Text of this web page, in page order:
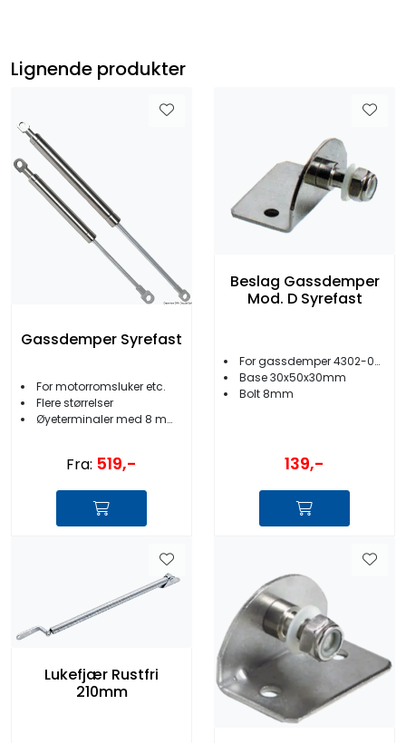
Lignende produkter
Gassdemper Syrefast
For motorromsluker etc.
Flere størrelser
Øyeterminaler med 8 mm hull
Fra: 519,-
Beslag Gassdemper
Mod. D Syrefast
For gassdemper 4302-00 til -09
Base 30x50x30mm
Bolt 8mm
139,-
Lukefjær Rustfri
210mm